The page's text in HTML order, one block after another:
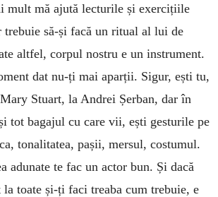
mult mă ajută lecturile și exercițiile
să-și facă un ritual al lui de
altfel, corpul nostru e un instrument.
dat nu-ți mai aparții. Sigur, ești tu,
Stuart, la Andrei Șerban, dar în
tot bagajul cu care vii, ești gesturile pe
tonalitatea, pașii, mersul, costumul.
adunate te fac un actor bun. Și dacă
la toate și-ți faci treaba cum trebuie, e